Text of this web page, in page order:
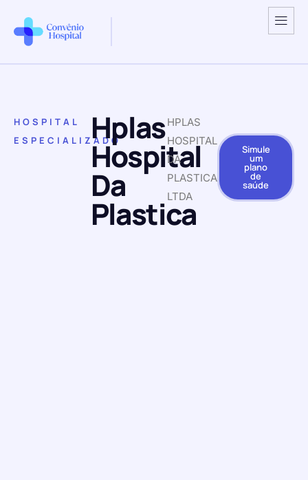
HOSPITAL
ESPECIALIZADOHplas
Hospital
Da
Plastica
HPLAS
HOSPITAL
DA
PLASTICA
LTDA
Simule
um
plano
de
saúde